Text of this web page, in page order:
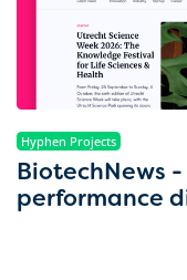
Hyphen Projects
BiotechNews
performance